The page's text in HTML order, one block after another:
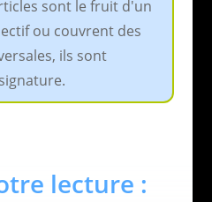
sont le fruit d'un
ou couvrent des
ils sont
lecture :